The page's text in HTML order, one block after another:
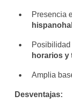
Presencia
horarios y
Amplia
Desventajas: